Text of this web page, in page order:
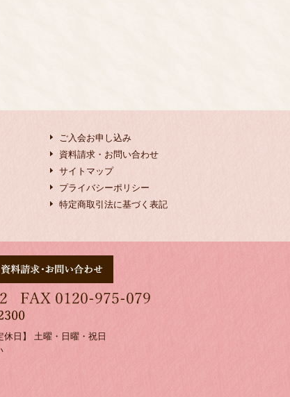
ご入会お申し込み
資料請求・お問い合わせ
サイトマップ
プライバシーポリシー
特定商取引法に基づく表記
日】 土曜・日曜・祝日